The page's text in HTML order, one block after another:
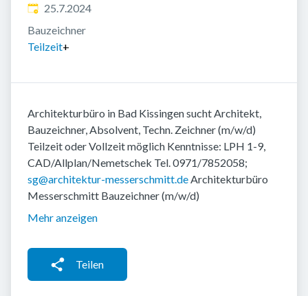
Veröffentlicht
25.7.2024
Bauzeichner
Teilzeit+
Architekturbüro in Bad Kissingen sucht Architekt,
Bauzeichner, Absolvent, Techn. Zeichner (m/w/d)
Teilzeit oder Vollzeit möglich Kenntnisse: LPH 1-9,
CAD/Allplan/Nemetschek Tel. 0971/7852058;
sg@architektur-messerschmitt.deArchitekturbüro
Messerschmitt Bauzeichner (m/w/d)
Mehr anzeigen
Teilen